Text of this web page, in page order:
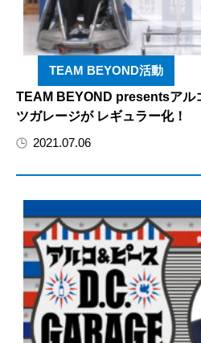
TEAM BEYOND活動
TEAM BEYOND presentsア
ツガレージが レギュラー化！
2021.07.06